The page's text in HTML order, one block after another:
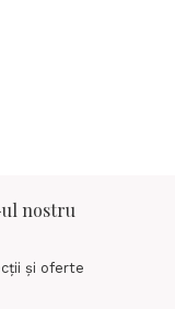
nostru
și oferte